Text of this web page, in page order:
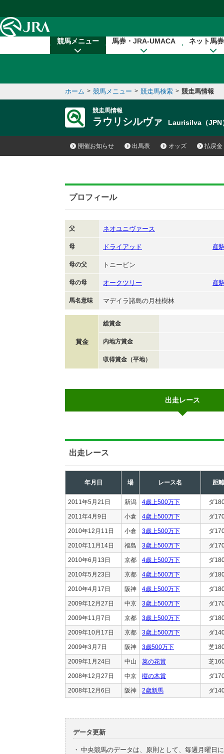
競馬メニュー 馬券・JRA-UMACA ネット馬
ホーム > 競馬メニュー > 競走馬検索 > 競走馬情報
競走馬情報
ラウリシルヴァ Laurisilva（JPN
開催お知らせ 出馬表 オッズ 払戻金
プロフィール
父 ネオユニヴァース
母 ドライアッド 産
母の父 トニービン
母の母 オークツリー 産
馬名意味 マデイラ諸島の月桂樹林
賞金
総賞金
内地方賞金
収得賞金（平地）
出走レース
出走レース
年月日 場 レース名 距離
2011年5月21日 新潟 4歳上500万下 ダ
2011年4月9日 小倉 4歳上500万下 ダ
2010年12月11日 小倉 3歳上500万下 ダ
2010年11月14日 福島 3歳上500万下 ダ
2010年6月13日 京都 4歳上500万下 ダ
2010年5月23日 京都 4歳上500万下 ダ
2010年4月17日 阪神 4歳上500万下 ダ
2009年12月27日 中京 3歳上500万下 ダ
2009年11月7日 京都 3歳上500万下 ダ
2009年10月17日 京都 3歳上500万下 ダ
2009年3月7日 阪神 3歳500万下 芝
2009年1月24日 中山 菜の花賞 芝
2008年12月27日 中京 樅の木賞 ダ
2008年12月6日 阪神 2歳新馬 ダ
データ更新
・ 中央競馬のデータは、原則として、毎週月曜日